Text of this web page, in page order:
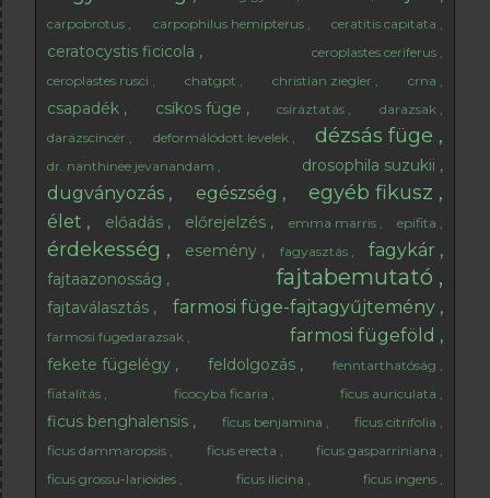
carpobrotus carpophilus hemipterus ceratitis capitata
ceratocystis ficicola
ceroplastes ceriferus
ceroplastes rusci
chatgpt christian ziegler crna
csapadék csíkos füge csíráztatás
darazsak
darázscincér
deformálódott levelek dézsás füge
dr. nanthinee jevanandam drosophila suzukii
dugványozás egészség egyéb fikusz
élet előadás előrejelzés emma marris epifita
érdekesség esemény fagyasztás fagykár
fajtaazonosság fajtabemutató
fajtaválasztás farmosi füge-fajtagyűjtemény
farmosi fügedarazsak farmosi fügeföld
fekete fügelégy feldolgozás
fenntarthatóság
fiatalítás
ficocyba ficaria ficus auriculata
ficus benghalensis ficus benjamina
ficus citrifolia
ficus dammaropsis
ficus erecta
ficus gasparriniana
ficus grossu-larioides
ficus ilicina
ficus ingens